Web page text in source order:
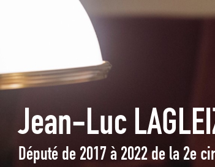
Jean-Luc
Député de 2017 à 2022 de la 2e